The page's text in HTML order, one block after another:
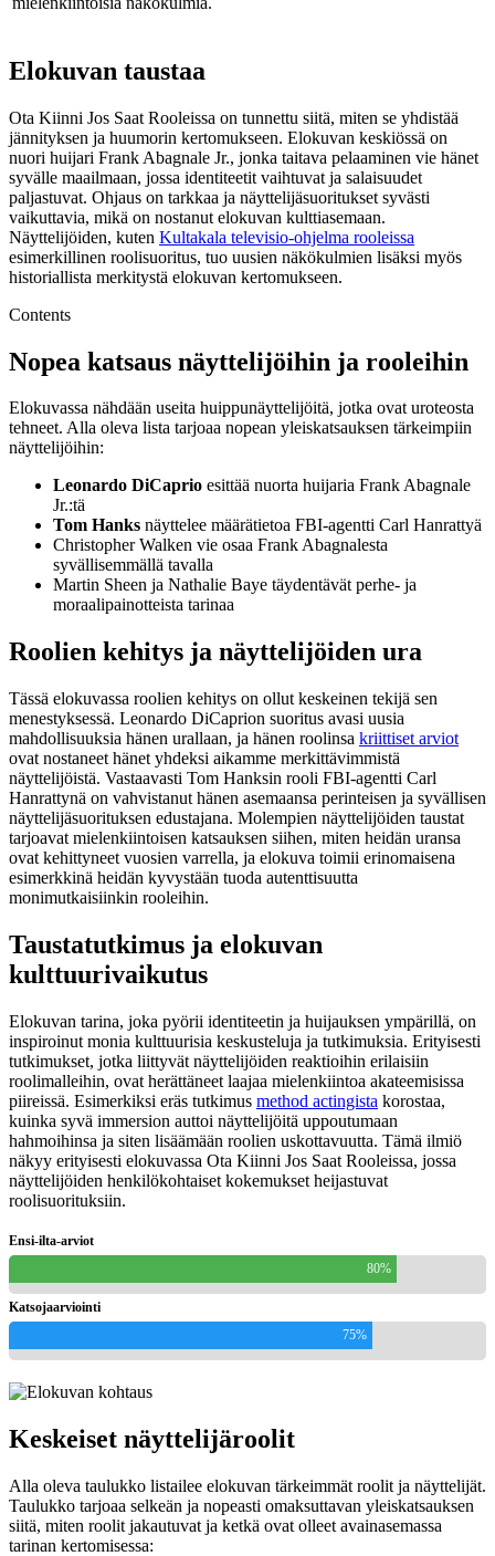
Elokuvan taustaa
Ota Kiinni Jos Saat Rooleissa on tunnettu siitä, miten se yhdistää
jännityksen ja huumorin kertomukseen. Elokuvan keskiössä on
nuori huijari Frank Abagnale Jr., jonka taitava pelaaminen vie hänet
syvälle maailmaan, jossa identiteetit vaihtuvat ja salaisuudet
paljastuvat. Ohjaus on tarkkaa ja näyttelijäsuoritukset syvästi
vaikuttavia, mikä on nostanut elokuvan kulttiasemaan.
Näyttelijöiden, kuten Kultakala televisio-ohjelma rooleissa
esimerkillinen roolisuoritus, tuo uusien näkökulmien lisäksi myös
historiallista merkitystä elokuvan kertomukseen.
Contents
Nopea katsaus näyttelijöihin ja rooleihin
Elokuvassa nähdään useita huippunäyttelijöitä, jotka ovat uroteosta
tehneet. Alla oleva lista tarjoaa nopean yleiskatsauksen tärkeimpiin
näyttelijöihin:
Leonardo DiCaprio esittää nuorta huijaria Frank Abagnale
Jr.:tä
Tom Hanks näyttelee määrätietoa FBI-agentti Carl Hanrattyä
Christopher Walken vie osaa Frank Abagnalesta
syvällisemmällä tavalla
Martin Sheen ja Nathalie Baye täydentävät perhe- ja
moraalipainotteista tarinaa
Roolien kehitys ja näyttelijöiden ura
Tässä elokuvassa roolien kehitys on ollut keskeinen tekijä sen
menestyksessä. Leonardo DiCaprion suoritus avasi uusia
mahdollisuuksia hänen urallaan, ja hänen roolinsa kriittiset arviot
ovat nostaneet hänet yhdeksi aikamme merkittävimmistä
näyttelijöistä. Vastaavasti Tom Hanksin rooli FBI-agentti Carl
Hanrattynä on vahvistanut hänen asemaansa perinteisen ja syvällisen
näyttelijäsuorituksen edustajana. Molempien näyttelijöiden taustat
tarjoavat mielenkiintoisen katsauksen siihen, miten heidän uransa
ovat kehittyneet vuosien varrella, ja elokuva toimii erinomaisena
esimerkkinä heidän kyvystään tuoda autenttisuutta
monimutkaisiinkin rooleihin.
Taustatutkimus ja elokuvan
kulttuurivaikutus
Elokuvan tarina, joka pyörii identiteetin ja huijauksen ympärillä, on
inspiroinut monia kulttuurisia keskusteluja ja tutkimuksia. Erityisesti
tutkimukset, jotka liittyvät näyttelijöiden reaktioihin erilaisiin
roolimalleihin, ovat herättäneet laajaa mielenkiintoa akateemisissa
piireissä. Esimerkiksi eräs tutkimus method actingista korostaa,
kuinka syvä immersion auttoi näyttelijöitä uppoutumaan
hahmoihinsa ja siten lisäämään roolien uskottavuutta. Tämä ilmiö
näkyy erityisesti elokuvassa Ota Kiinni Jos Saat Rooleissa, jossa
näyttelijöiden henkilökohtaiset kokemukset heijastuvat
roolisuorituksiin.
Ensi-ilta-arviot
80%
Katsojaarviointi
75%
Keskeiset näyttelijäroolit
Alla oleva taulukko listailee elokuvan tärkeimmät roolit ja näyttelijät.
Taulukko tarjoaa selkeän ja nopeasti omaksuttavan yleiskatsauksen
siitä, miten roolit jakautuvat ja ketkä ovat olleet avainasemassa
tarinan kertomisessa: